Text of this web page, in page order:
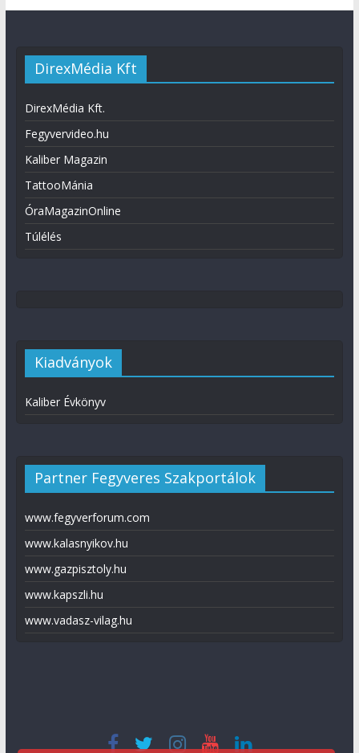
DirexMédia Kft
DirexMédia Kft.
Fegyvervideo.hu
Kaliber Magazin
TattooMánia
ÓraMagazinOnline
Túlélés
Kiadványok
Kaliber Évkönyv
Partner Fegyveres Szakportálok
www.fegyverforum.com
www.kalasnyikov.hu
www.gazpisztoly.hu
www.kapszli.hu
www.vadasz-vilag.hu